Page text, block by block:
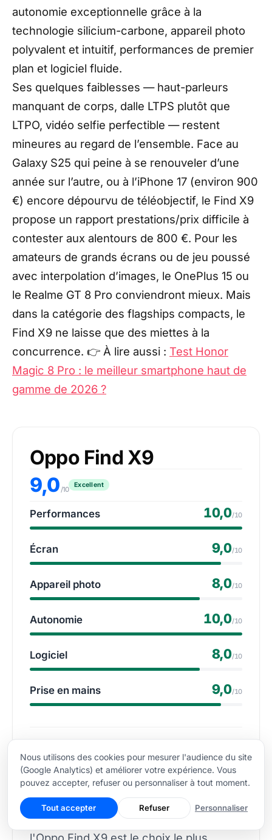
autonomie exceptionnelle grâce à la
technologie silicium-carbone, appareil photo
polyvalent et intuitif, performances de premier
plan et logiciel fluide.
Ses quelques faiblesses — haut-parleurs
manquant de corps, dalle LTPS plutôt que
LTPO, vidéo selfie perfectible — restent
mineures au regard de l’ensemble. Face au
Galaxy S25 qui peine à se renouveler d’une
année sur l’autre, ou à l’iPhone 17 (environ 900
€) encore dépourvu de téléobjectif, le Find X9
propose un rapport prestations/prix difficile à
contester aux alentours de 800 €. Pour les
amateurs de grands écrans ou de jeu poussé
avec interpolation d’images, le OnePlus 15 ou
le Realme GT 8 Pro conviendront mieux. Mais
dans la catégorie des flagships compacts, le
Find X9 ne laisse que des miettes à la
concurrence. 👉 À lire aussi : Test Honor
Magic 8 Pro : le meilleur smartphone haut de
gamme de 2026 ?
Oppo Find X9
9,0 /10 Excellent
Performances 10,0/10
Écran 9,0/10
Appareil photo 8,0/10
Autonomie 10,0/10
Logiciel 8,0/10
Prise en mains 9,0/10
compact capable de rivaliser avec les
plus grands flagships en autonomie, en
photo et en performances sans
compromis sur l'encombrement, alors
Nous utilisons des cookies pour mesurer l'audience du site
(Google Analytics) et améliorer votre expérience. Vous
pouvez accepter, refuser ou personnaliser à tout moment.
Tout accepter Refuser Personnaliser